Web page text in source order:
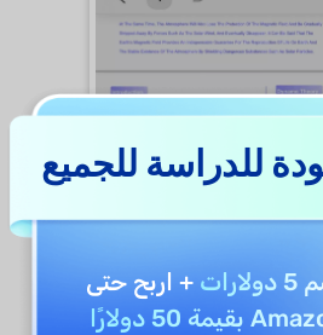
للدراسة للجميع
+ اربح حتى